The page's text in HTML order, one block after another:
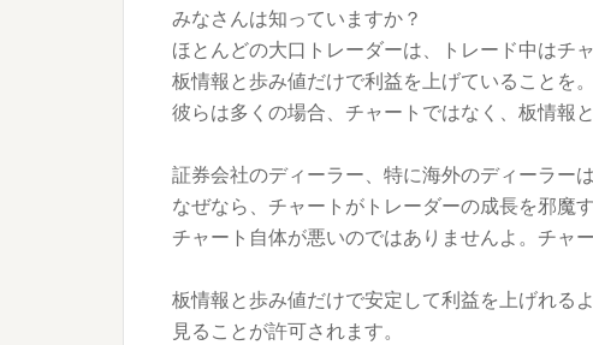
みなさんは知っていますか？
ほとんどの大口トレーダーは、トレード中はチ
板情報と歩み値だけで利益を上げていることを。
彼らは多くの場合、チャートではなく、板情報
証券会社のディーラー、特に海外のディーラー
なぜなら、チャートがトレーダーの成長を邪魔す
チャート自体が悪いのではありませんよ。チャ
板情報と歩み値だけで安定して利益を上げれる
見ることが許可されます。